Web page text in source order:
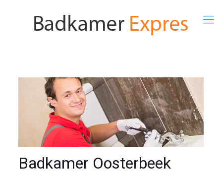
Badkamer Oosterbeek